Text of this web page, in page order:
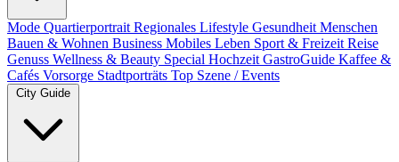
Mode Quartierportrait Regionales Lifestyle Gesundheit Menschen
Bauen & Wohnen Business Mobiles Leben Sport & Freizeit Reise
Genuss Wellness & Beauty Special Hochzeit GastroGuide Kaffee &
Cafés Vorsorge Stadtporträts Top Szene / Events
City Guide